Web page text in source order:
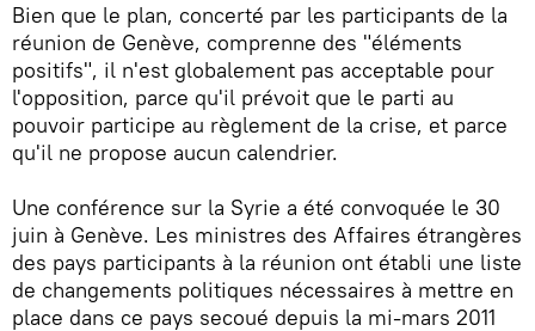
Bien que le plan, concerté par les participants de la
réunion de Genève, comprenne des "éléments
positifs", il n'est globalement pas acceptable pour
l'opposition, parce qu'il prévoit que le parti au
pouvoir participe au règlement de la crise, et parce
qu'il ne propose aucun calendrier.
Une conférence sur la Syrie a été convoquée le 30
juin à Genève. Les ministres des Affaires étrangères
des pays participants à la réunion ont établi une liste
de changements politiques nécessaires à mettre en
place dans ce pays secoué depuis la mi-mars 2011